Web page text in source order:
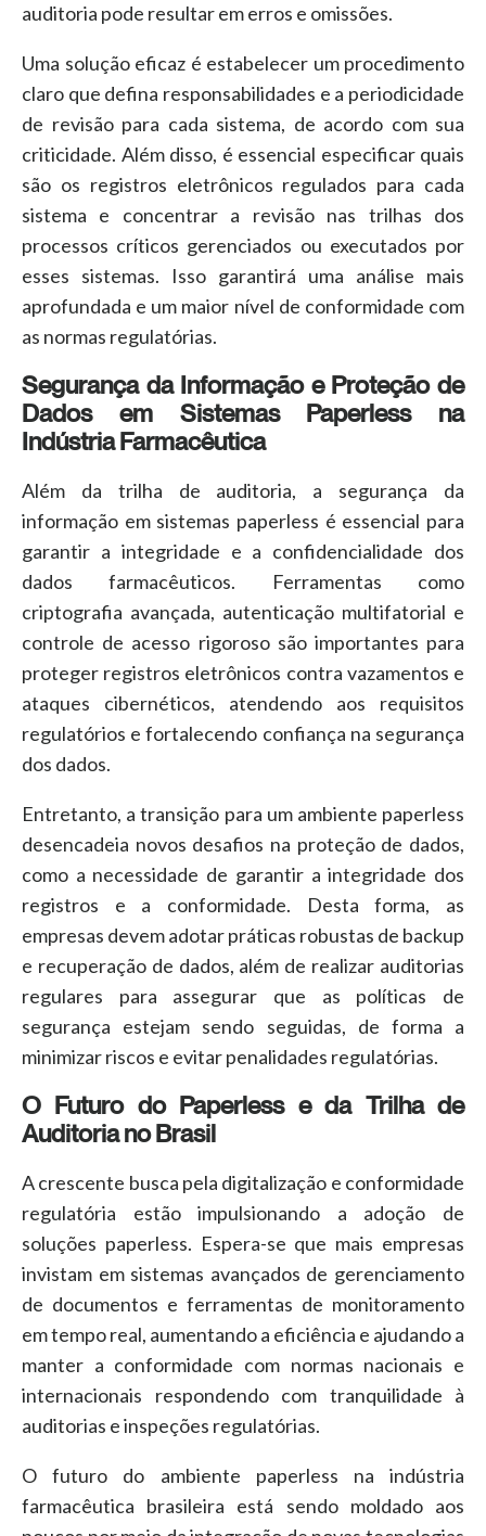
auditoria pode resultar em erros e omissões.
Uma solução eficaz é estabelecer um procedimento
claro que defina responsabilidades e a periodicidade
de revisão para cada sistema, de acordo com sua
criticidade. Além disso, é essencial especificar quais
são os registros eletrônicos regulados para cada
sistema e concentrar a revisão nas trilhas dos
processos críticos gerenciados ou executados por
esses sistemas. Isso garantirá uma análise mais
aprofundada e um maior nível de conformidade com
as normas regulatórias.
Segurança da Informação e Proteção de
Dados em Sistemas Paperless na
Indústria Farmacêutica
Além da trilha de auditoria, a segurança da
informação em sistemas paperless é essencial para
garantir a integridade e a confidencialidade dos
dados farmacêuticos. Ferramentas como
criptografia avançada, autenticação multifatorial e
controle de acesso rigoroso são importantes para
proteger registros eletrônicos contra vazamentos e
ataques cibernéticos, atendendo aos requisitos
regulatórios e fortalecendo confiança na segurança
dos dados.
Entretanto, a transição para um ambiente paperless
desencadeia novos desafios na proteção de dados,
como a necessidade de garantir a integridade dos
registros e a conformidade. Desta forma, as
empresas devem adotar práticas robustas de backup
e recuperação de dados, além de realizar auditorias
regulares para assegurar que as políticas de
segurança estejam sendo seguidas, de forma a
minimizar riscos e evitar penalidades regulatórias.
O Futuro do Paperless e da Trilha de
Auditoria no Brasil
A crescente busca pela digitalização e conformidade
regulatória estão impulsionando a adoção de
soluções paperless. Espera-se que mais empresas
invistam em sistemas avançados de gerenciamento
de documentos e ferramentas de monitoramento
em tempo real, aumentando a eficiência e ajudando a
manter a conformidade com normas nacionais e
internacionais respondendo com tranquilidade à
auditorias e inspeções regulatórias.
O futuro do ambiente paperless na indústria
farmacêutica brasileira está sendo moldado aos